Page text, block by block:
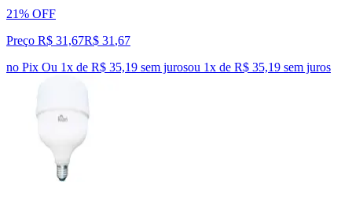
21% OFF
Preço R$ 31,67R$ 31 ,67
no Pix Ou 1x de R$ 35,19 sem jurosou 1x de R$ 35,19 sem juros